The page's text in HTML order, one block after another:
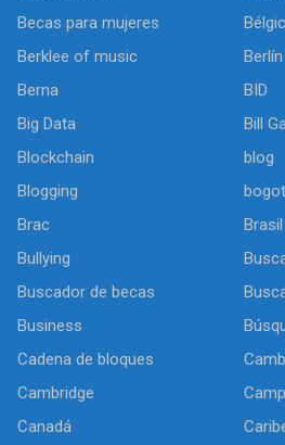
Becas para mujeres
Berklee of music
Berlín
Berna
BID
Big Data
Bill
Blockchain
blog
Blogging
Brac
Brasil
Bullying
Buscador de becas
Business
Cadena de bloques
Cambridge
Canadá